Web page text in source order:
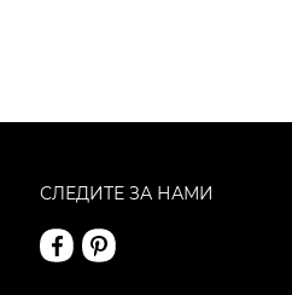
СЛЕДИТЕ ЗА НАМИ